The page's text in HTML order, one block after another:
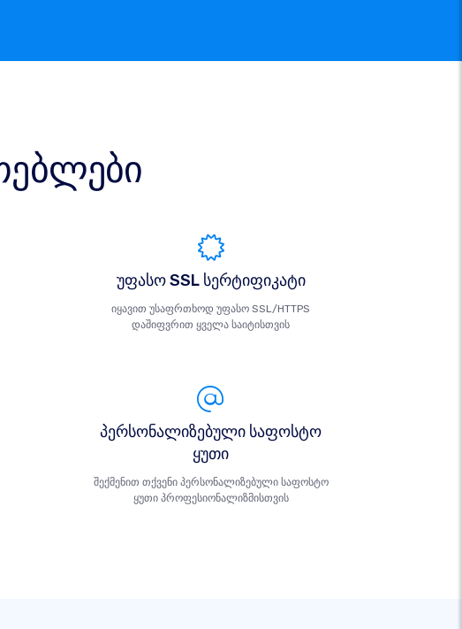
უფასო SSL სერტიფიკატი
იყავით უსაფრთხოდ უფასო SSL/HTTPS
დაშიფვრით ყველა საიტისთვის
პერსონალიზებული საფოსტო
ყუთი
შექმენით თქვენი პერსონალიზებული საფოსტო
ყუთი პროფესიონალიზმისთვის